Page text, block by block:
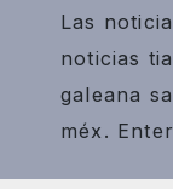
Las
noticias
galeana
méx.